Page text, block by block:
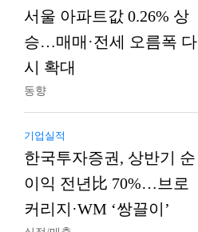
서울 아파트값 0.26% 상
승…매매·전세 오름폭 다
시 확대
동향
기업실적
한국투자증권, 상반기 순
이익 전년比 70%…브로
커리지·WM ‘쌍끌이’